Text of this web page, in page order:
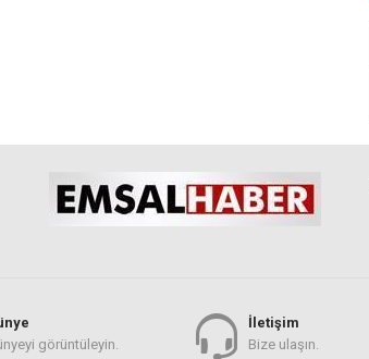
görüntüleyin.
İletişim
Bize ulaşın.